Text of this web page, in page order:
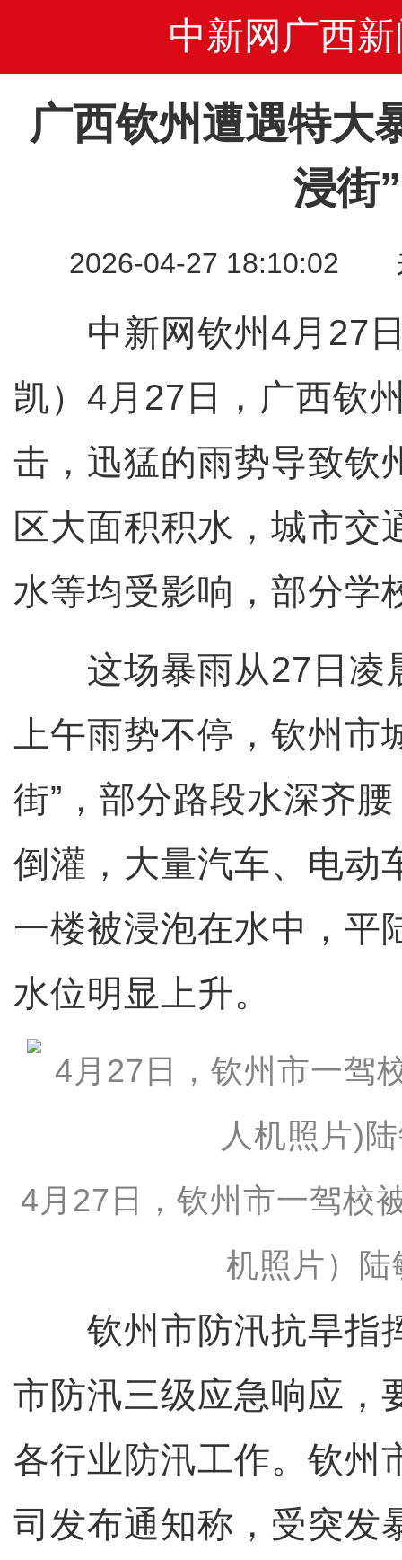
中新网广西新
广西钦州遭遇特大
浸街”
2026-04-27 18:10:02
中新网钦州4月27日
凯）4月27日，广西钦
击，迅猛的雨势导致钦
区大面积积水，城市交
水等均受影响，部分学
这场暴雨从27日凌
上午雨势不停，钦州市
街”，部分路段水深齐
倒灌，大量汽车、电动
一楼被浸泡在水中，平
水位明显上升。
4月27日，钦州市一驾校
机照片）陆
钦州市防汛抗旱指
市防汛三级应急响应，
各行业防汛工作。钦州
司发布通知称，受突发